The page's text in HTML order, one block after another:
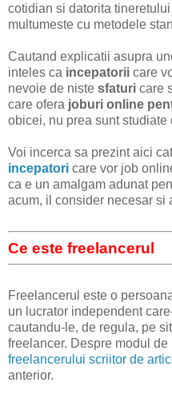
cotidian si datorita
multumeste cu metodele
Cautand explicatii asupra
inteles ca incepatorii care
nevoie de niste sfaturi care
care ofera joburi online
obicei, nu prea sunt studiate
Voi incerca sa prezint aici
incepatori care vor job
ca e un amalgam adunat
acum, il consider necesar si
Ce este freelancerul
Freelancerul este o
un lucrator independent
cautandu-le, de regula, pe
freelancer. Despre modul de
freelancerului scriitor de
anterior.